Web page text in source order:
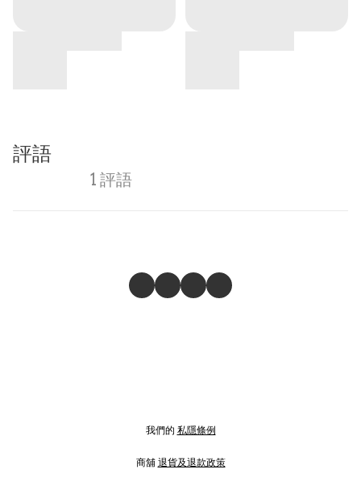
評語
1 評語
我們的 私隱條例
商舖 退貨及退款政策